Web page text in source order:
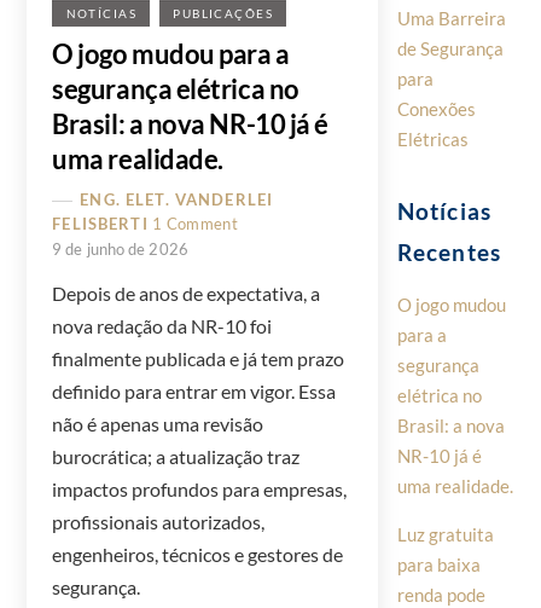
NOTÍCIAS PUBLICAÇÕES
O jogo mudou para a
segurança elétrica no
Brasil: a nova NR-10 já é
uma realidade.
ENG. ELET. VANDERLEI
FELISBERTI 1 Comment
9 de junho de 2026
Depois de anos de expectativa, a
nova redação da NR-10 foi
finalmente publicada e já tem prazo
definido para entrar em vigor. Essa
não é apenas uma revisão
burocrática; a atualização traz
impactos profundos para empresas,
profissionais autorizados,
engenheiros, técnicos e gestores de
segurança.
Uma Barreira
de Segurança
para
Conexões
Elétricas
Notícias
Recentes
O jogo mudou
para a
segurança
elétrica no
Brasil: a nova
NR-10 já é
uma realidade.
Luz gratuita
para baixa
renda pode